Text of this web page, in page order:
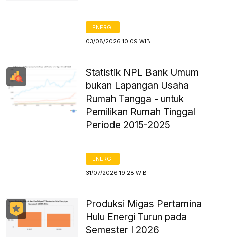
ENERGI
03/08/2026 10:09 WIB
Statistik NPL Bank Umum
bukan Lapangan Usaha
Rumah Tangga - untuk
Pemilikan Rumah Tinggal
Periode 2015-2025
ENERGI
31/07/2026 19:28 WIB
Produksi Migas Pertamina
Hulu Energi Turun pada
Semester I 2026